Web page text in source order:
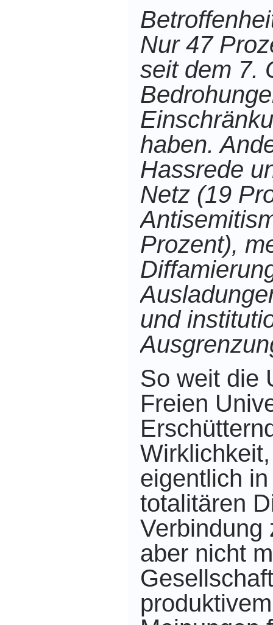
Nur 47
seit dem 7.
haben.
Hassrede
Netz (19
Prozent),
und
So weit die
Freien
eigentlich
totalitären
Verbindung
aber nicht